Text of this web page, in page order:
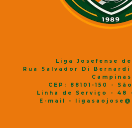
Liga Josefense
Rua Salvador Di
Campinas
CEP: 88101-150 -
Linha de Serviço - 48
E-mail -